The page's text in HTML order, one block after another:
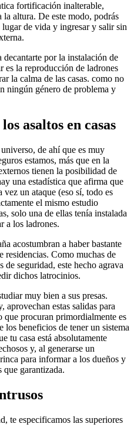
fortificación inalterable,
la altura. De este modo, podrás
de vida y ingresar y salir sin
decantarte por la instalación de
es la reproducción de ladrones
la calma de las casas. como no
ningún género de problema y
asaltos en casas
de ahí que es muy
estamos, más que en la
tienen la posibilidad de
una estadística que afirma que
vez un ataque (eso sí, todo es
el mismo estudio
solo una de ellas tenía instalada
a los ladrones.
acostumbran a haber bastante
residencias. Como muchas de
de seguridad, este hecho agrava
dichos latrocinios.
muy bien a sus presas.
aprovechan estas salidas para
que procuran primordialmente es
los beneficios de tener un sistema
tu casa está absolutamente
y, al generarse un
para informar a los dueños y
que garantizada.
te especificamos las superiores